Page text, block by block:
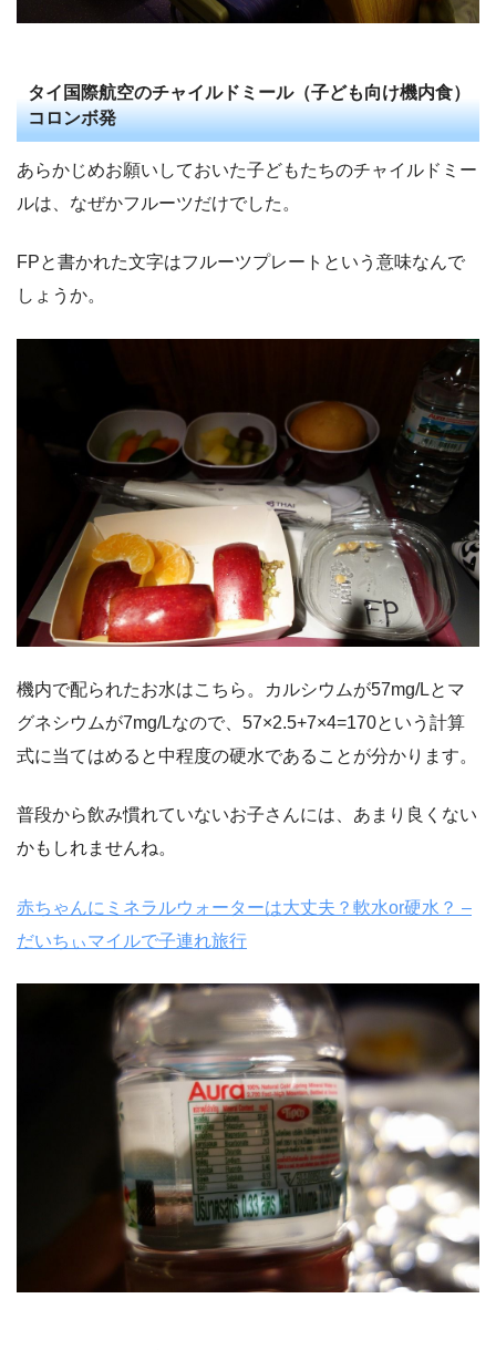
タイ国際航空のチャイルドミール（子ども向け機内食）
コロンボ発
あらかじめお願いしておいた子どもたちのチャイルドミー
ルは、なぜかフルーツだけでした。
FPと書かれた文字はフルーツプレートという意味なんで
しょうか。
機内で配られたお水はこちら。カルシウムが57mg/Lとマ
グネシウムが7mg/Lなので、57×2.5+7×4=170という計算
式に当てはめると中程度の硬水であることが分かります。
普段から飲み慣れていないお子さんには、あまり良くない
かもしれませんね。
赤ちゃんにミネラルウォーターは大丈夫？軟水or硬水？ –
だいちぃマイルで子連れ旅行